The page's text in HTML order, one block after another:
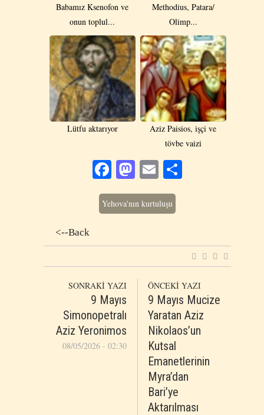
Babamız Ksenofon ve
onun toplul...
Methodius, Patara/
Olimp...
Lütfu aktarıyor
Aziz Paisios, işçi ve
tövbe vaizi
Facebook
Mastodon
Email
Yehova'nın kurtuluşu
<--Back
SONRAKİ YAZI
9 Mayıs
Simonopetralı
Aziz Yeronimos
08/05/2026 - 02:30
ÖNCEKİ YAZI
9 Mayıs Mucize
Yaratan Aziz
Nikolaos’un
Kutsal
Emanetlerinin
Myra’dan
Bari’ye
Aktarılması